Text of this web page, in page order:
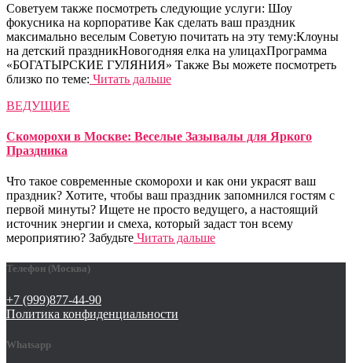
Советуем также посмотреть следующие услуги: Шоу
фокусника на корпоративе Как сделать ваш праздник
максимально веселым Советую почитать на эту тему:Клоуны
на детский праздникНовогодняя елка на улицахПрограмма
«БОГАТЫРСКИЕ ГУЛЯНИЯ» Также Вы можете посмотреть
близко по теме: Читать дальше
ВЕДУЩИЕ
Скоморохи в Москве: Веселые Зазывалы для Яркого
Праздника
Что такое современные скоморохи и как они украсят ваш
праздник? Хотите, чтобы ваш праздник запомнился гостям с
первой минуты? Ищете не просто ведущего, а настоящий
источник энергии и смеха, который задаст тон всему
мероприятию? Забудьте Читать дальше
Телефон (Москва)
+7 (999)877-44-90
Политика конфиденциальности
Whatsapp